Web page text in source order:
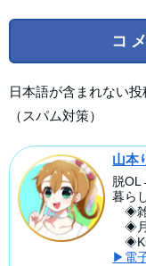
日本語が含まれない
（スパム対策）
山本
脱
暮ら
◈雑
◈月
▶電